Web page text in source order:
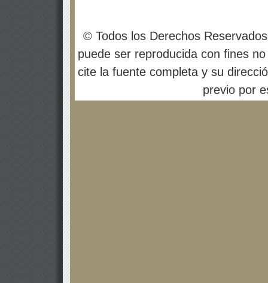
© Todos los Derechos
puede ser reproducida con fines
cite la fuente completa y su
previo por